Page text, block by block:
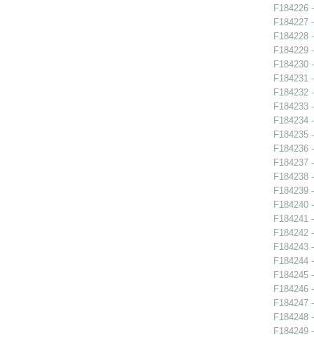
F184226
F184227
F184228
F184229
F184230
F184231
F184232
F184233
F184234
F184235
F184236
F184237
F184238
F184239
F184240
F184241
F184242
F184243
F184244
F184245
F184246
F184247
F184248
F184249